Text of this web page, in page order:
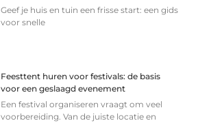
Geef je huis en tuin een frisse start: een gids
voor snelle
Feesttent huren voor festivals: de basis
voor een geslaagd evenement
Een festival organiseren vraagt om veel
voorbereiding. Van de juiste locatie en